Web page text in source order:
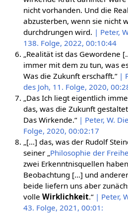
nicht vorhanden. Und die
abzusterben, wenn sie nicht
durchdrungen wird. | Peter,
138. Folge, 2022, 00:10:44
„Realität ist das Gewordene
immer mit dem zu tun, was
Was die Zukunft erschafft.“ |
des Joh, 11. Folge, 2020,
„Das Ich liegt eigentlich
das, was die Zukunft
Das Wirkende.“ | Peter, W.
Folge, 2020, 00:02:17
„[…] das, was der Rudolf
seiner „Philosophie der
zwei Erkenntnisquellen
Beobachtung […] und
beide liefern uns aber
volle Wirklichkeit.“ | Peter,
43. Folge, 2021, 00:01: